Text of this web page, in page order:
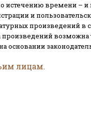
истечению времени –
и
произведений в
возможна
основании
лицам.